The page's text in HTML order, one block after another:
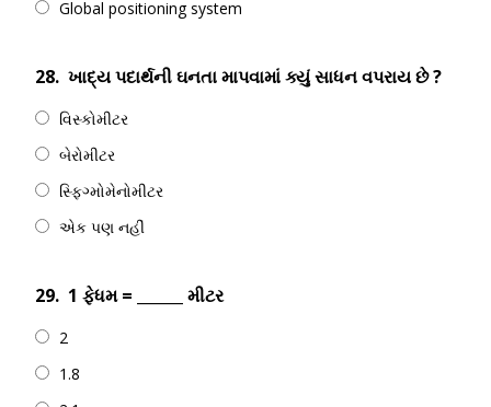
Global positioning system
28. ખાદ્ય પદાર્થની ઘનતા માપવામાં ક્યું સાધન વપરાય છે ?
વિસ્કોમીટર
બેરોમીટર
સ્ફિગ્મોમેનોમીટર
એક પણ નહીં
29. 1 ફેધમ = ______ મીટર
2
1.8